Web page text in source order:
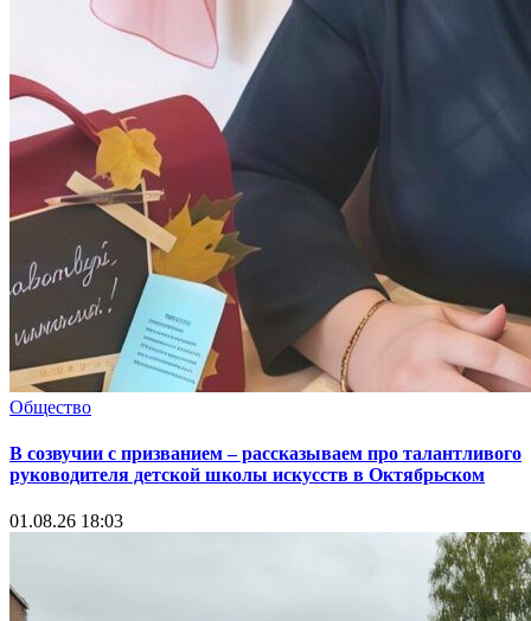
Общество
В созвучии с призванием – рассказываем про талантливого
руководителя детской школы искусств в Октябрьском
01.08.26 18:03